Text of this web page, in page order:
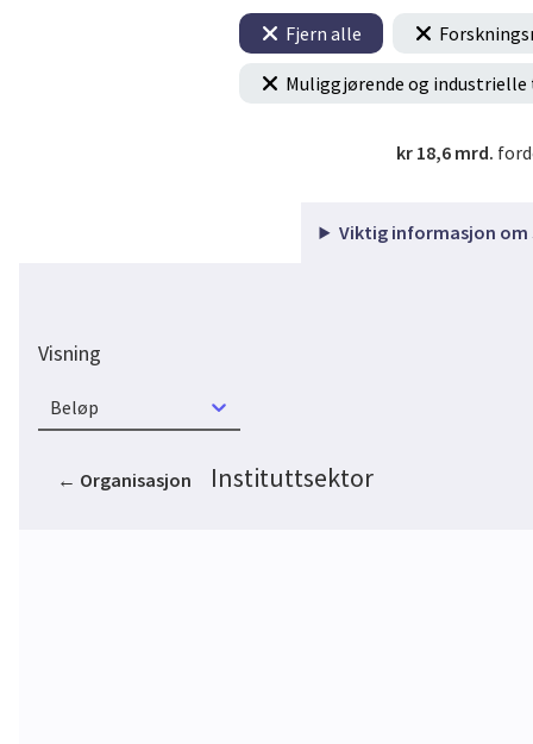
Fjern alle
Muliggjørende og
kr 18,6 mrd.
Viktig informasjon om
Visning
Beløp
← Organisasjon Instituttsektor